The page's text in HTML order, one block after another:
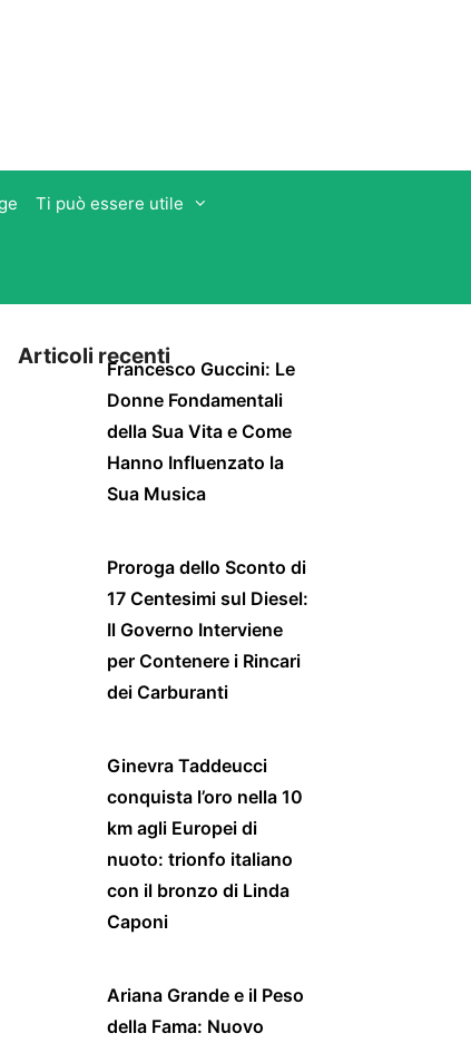
Ti può essere utile
Articoli recentiFrancesco Guccini: Le
Donne Fondamentali
della Sua Vita e Come
Hanno Influenzato la
Sua Musica
Proroga dello Sconto di
17 Centesimi sul Diesel:
Il Governo Interviene
per Contenere i Rincari
dei Carburanti
Ginevra Taddeucci
conquista l’oro nella 10
km agli Europei di
nuoto: trionfo italiano
con il bronzo di Linda
Caponi
Ariana Grande e il Peso
della Fama: Nuovo